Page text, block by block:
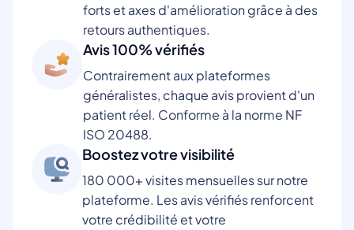
forts et axes d'amélioration grâce à des
retours authentiques.
Avis 100% vérifiés
Contrairement aux plateformes
généralistes, chaque avis provient d'un
patient réel. Conforme à la norme NF
ISO 20488.
Boostez votre visibilité
180 000+ visites mensuelles sur notre
plateforme. Les avis vérifiés renforcent
votre crédibilité et votre